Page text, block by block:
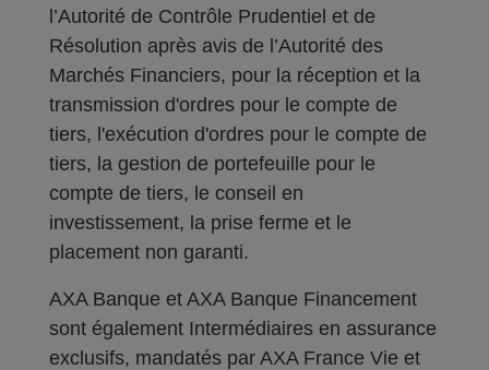
l’Autorité de Contrôle Prudentiel et de
Résolution après avis de l’Autorité des
Marchés Financiers, pour la réception et la
transmission d'ordres pour le compte de
tiers, l'exécution d'ordres pour le compte de
tiers, la gestion de portefeuille pour le
compte de tiers, le conseil en
investissement, la prise ferme et le
placement non garanti.
AXA Banque et AXA Banque Financement
sont également Intermédiaires en assurance
exclusifs, mandatés par AXA France Vie et